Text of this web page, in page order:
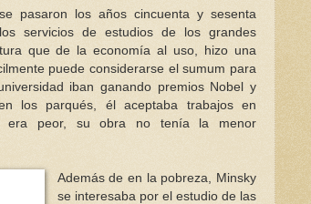
pasaron los años cincuenta y sesenta
servicios de estudios de los grandes
que de la economía al uso, hizo una
puede considerarse el sumum para
iban ganando premios Nobel y
los parqués, él aceptaba trabajos en
era peor, su obra no tenía la menor
Además de en la pobreza, Minsky
se interesaba por el estudio de las